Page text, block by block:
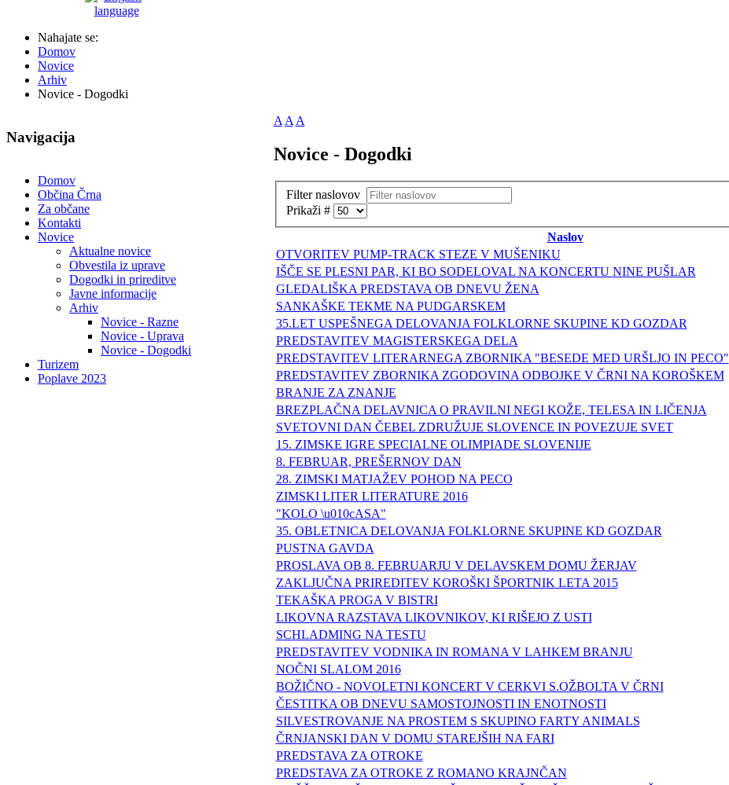
Nahajate se:
Domov
Novice
Arhiv
Novice - Dogodki
A A A
Novice - Dogodki
Filter naslovov
Prikaži #
Naslov
OTVORITEV PUMP-TRACK STEZE V MUŠENIKU
IŠČE SE PLESNI PAR, KI BO SODELOVAL NA KONCERTU NINE PUŠLAR
GLEDALIŠKA PREDSTAVA OB DNEVU ŽENA
SANKAŠKE TEKME NA PUDGARSKEM
35.LET USPEŠNEGA DELOVANJA FOLKLORNE SKUPINE KD GOZDAR
PREDSTAVITEV MAGISTERSKEGA DELA
PREDSTAVITEV LITERARNEGA ZBORNIKA "BESEDE MED URŠLJO IN PECO"
PREDSTAVITEV ZBORNIKA ZGODOVINA ODBOJKE V ČRNI NA KOROŠKEM
BRANJE ZA ZNANJE
BREZPLAČNA DELAVNICA O PRAVILNI NEGI KOŽE, TELESA IN LIČENJA
SVETOVNI DAN ČEBEL ZDRUŽUJE SLOVENCE IN POVEZUJE SVET
15. ZIMSKE IGRE SPECIALNE OLIMPIADE SLOVENIJE
8. FEBRUAR, PREŠERNOV DAN
28. ZIMSKI MATJAŽEV POHOD NA PECO
ZIMSKI LITER LITERATURE 2016
"KOLO \u010cASA"
35. OBLETNICA DELOVANJA FOLKLORNE SKUPINE KD GOZDAR
PUSTNA GAVDA
PROSLAVA OB 8. FEBRUARJU V DELAVSKEM DOMU ŽERJAV
ZAKLJUČNA PRIREDITEV KOROŠKI ŠPORTNIK LETA 2015
TEKAŠKA PROGA V BISTRI
LIKOVNA RAZSTAVA LIKOVNIKOV, KI RIŠEJO Z USTI
SCHLADMING NA TESTU
PREDSTAVITEV VODNIKA IN ROMANA V LAHKEM BRANJU
NOČNI SLALOM 2016
BOŽIČNO - NOVOLETNI KONCERT V CERKVI S.OŽBOLTA V ČRNI
ČESTITKA OB DNEVU SAMOSTOJNOSTI IN ENOTNOSTI
SILVESTROVANJE NA PROSTEM S SKUPINO FARTY ANIMALS
ČRNJANSKI DAN V DOMU STAREJŠIH NA FARI
PREDSTAVA ZA OTROKE
PREDSTAVA ZA OTROKE Z ROMANO KRAJNČAN
Navigacija
Domov
Občina Črna
Za občane
Kontakti
Novice
Aktualne novice
Obvestila iz uprave
Dogodki in prireditve
Javne informacije
Arhiv
Novice - Razne
Novice - Uprava
Novice - Dogodki
Turizem
Poplave 2023